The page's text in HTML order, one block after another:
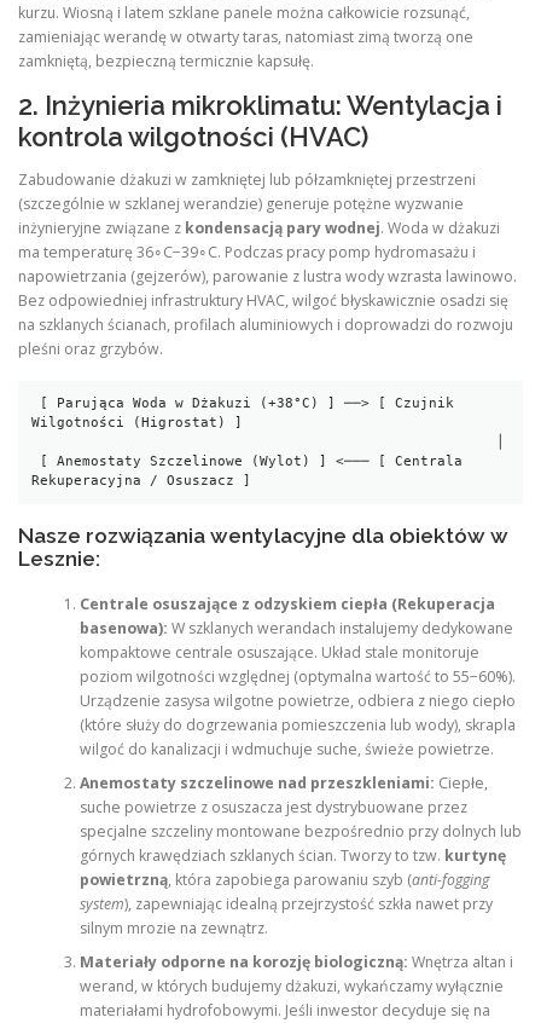
kurzu. Wiosną i latem szklane panele można całkowicie rozsunąć,
zamieniając werandę w otwarty taras, natomiast zimą tworzą one
zamkniętą, bezpieczną termicznie kapsułę.
2. Inżynieria mikroklimatu: Wentylacja i
kontrola wilgotności (HVAC)
Zabudowanie dżakuzi w zamkniętej lub półzamkniętej przestrzeni
(szczególnie w szklanej werandzie) generuje potężne wyzwanie
inżynieryjne związane z kondensacją pary wodnej. Woda w dżakuzi
ma temperaturę 36∘C−39∘C. Podczas pracy pomp hydromasażu i
napowietrzania (gejzerów), parowanie z lustra wody wzrasta lawinowo.
Bez odpowiedniej infrastruktury HVAC, wilgoć błyskawicznie osadzi się
na szklanych ścianach, profilach aluminiowych i doprowadzi do rozwoju
pleśni oraz grzybów.
Wilgotności (Higrostat) ]
Nasze rozwiązania wentylacyjne dla obiektów w
Lesznie:
Centrale osuszające z odzyskiem ciepła (Rekuperacja
basenowa): W szklanych werandach instalujemy dedykowane
kompaktowe centrale osuszające. Układ stale monitoruje
poziom wilgotności względnej (optymalna wartość to 55−60%).
Urządzenie zasysa wilgotne powietrze, odbiera z niego ciepło
(które służy do dogrzewania pomieszczenia lub wody), skrapla
wilgoć do kanalizacji i wdmuchuje suche, świeże powietrze.
Anemostaty szczelinowe nad przeszkleniami: Ciepłe,
suche powietrze z osuszacza jest dystrybuowane przez
specjalne szczeliny montowane bezpośrednio przy dolnych lub
górnych krawędziach szklanych ścian. Tworzy to tzw. kurtynę
powietrzną, która zapobiega parowaniu szyb (anti-fogging
system), zapewniając idealną przejrzystość szkła nawet przy
silnym mrozie na zewnątrz.
Materiały odporne na korozję biologiczną: Wnętrza altan i
werand, w których budujemy dżakuzi, wykańczamy wyłącznie
materiałami hydrofobowymi. Jeśli inwestor decyduje się na